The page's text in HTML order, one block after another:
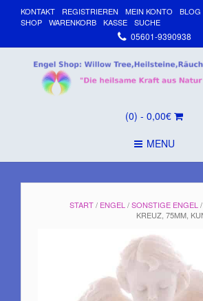
KONTAKT REGISTRIEREN MEIN KONTO BLOG
SHOP
WARENKORB KASSE SUCHE
05601-9390938
(0) - 0,00€
MENU
START/ ENGEL /SONSTIGE ENGEL
KREUZ, 75MM,